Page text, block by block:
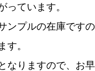
っています。
ンプルの在庫です
す。
なりますので、お